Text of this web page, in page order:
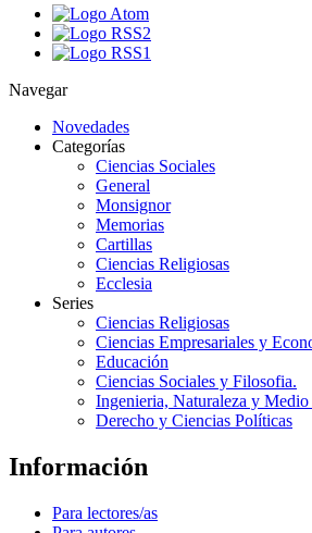
Navegar
Novedades
Categorías
Ciencias Sociales
General
Monsignor
Memorias
Cartillas
Ciencias Religiosas
Ecclesia
Series
Ciencias Religiosas
Ciencias Empresariales y
Educación
Ciencias Sociales y Filosofia.
Ingenieria, Naturaleza y
Derecho y Ciencias Políticas
Información
Para lectores/as